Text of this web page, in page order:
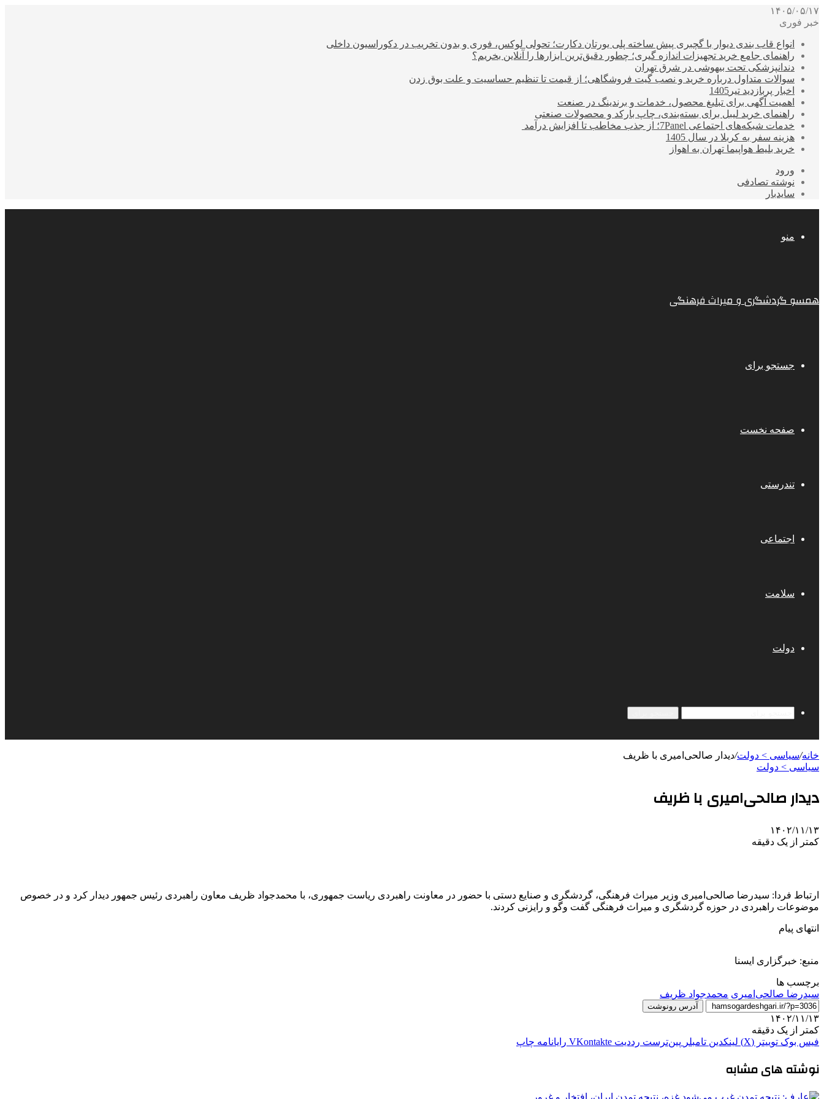
۱۴۰۵/۰۵/۱۷
خبر فوری
انواع قاب بندی دیوار با گچبری پیش ساخته پلی یورتان دکارت؛ تحولی لوکس، فوری و بدون تخریب در دکوراسیون داخلی
راهنمای جامع خرید تجهیزات اندازه گیری؛ چطور دقیق‌ترین ابزارها را آنلاین بخریم؟
دندانپزشکی تحت بیهوشی در شرق تهران
سوالات متداول درباره خرید و نصب گیت فروشگاهی؛ از قیمت تا تنظیم حساسیت و علت بوق زدن
اخبار پربازدید تیر1405
اهمیت آگهی برای تبلیغ محصول، خدمات و برندینگ در صنعت
راهنمای خرید لیبل برای بسته‌بندی، چاپ بارکد و محصولات صنعتی
خدمات شبکه‌های اجتماعی 7Panel؛ از جذب مخاطب تا افزایش درآمد
هزینه سفر به کربلا در سال 1405
خرید بلیط هواپیما تهران به اهواز
ورود
نوشته تصادفی
سایدبار
منو
همسو گردشگری و میراث فرهنگی
جستجو برای
صفحه نخست
تندرستی
اجتماعی
سلامت
دولت
خانه/سیاسی > دولت/دیدار صالحی‌امیری با ظریف
سیاسی > دولت
دیدار صالحی‌امیری با ظریف
۱۴۰۲/۱۱/۱۳
کمتر از یک دقیقه
ارتباط فردا: سیدرضا صالحی‌امیری وزیر میراث فرهنگی، گردشگری و صنایع دستی با حضور در معاونت راهبردی ریاست جمهوری، با محمدجواد ظریف معاون راهبردی رئیس جمهور دیدار کرد و در خصوص
موضوعات راهبردی در حوزه گردشگری و میراث‌ فرهنگی گفت وگو و رایزنی کردند.
انتهای پیام
منبع: خبرگزاری ایسنا
برچسب ها
سیدرضا صالحی‌امیری محمدجواد ظريف
آدرس رونوشت
۱۴۰۲/۱۱/۱۳
کمتر از یک دقیقه
فیس بوک توییتر (X) لینکدین ‫تامبلر ‫پین‌ترست ‫رددیت ‫VKontakte رایانامه چاپ
نوشته های مشابه